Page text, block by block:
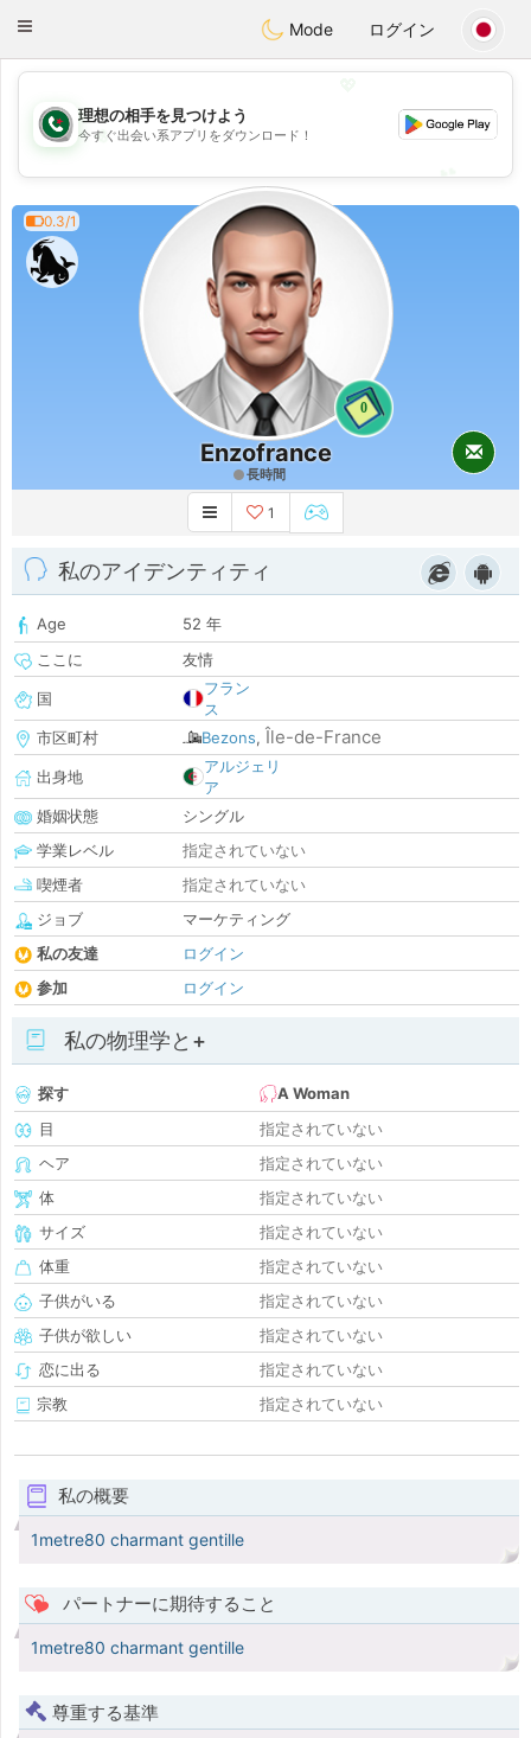
Weshrak
Toggle
Mode ログイン
💖
💕
理想の相手を見つけよう
今すぐ出会い系アプリをダウンロード！
0.3/1
0
Enzofrance
長時間
1
私のアイデンティティ
Age
52 年
ここに
友情
国
フラン
ス
市区町村
Bezons, Île-de-France
出身地
アルジェリ
ア
婚姻状態
シングル
学業レベル
指定されていない
喫煙者
指定されていない
ジョブ
マーケティング
私の友達
ログイン
参加
ログイン
私の物理学と+
探す
A Woman
目
指定されていない
ヘア
指定されていない
体
指定されていない
サイズ
指定されていない
体重
指定されていない
子供がいる
指定されていない
子供が欲しい
指定されていない
恋に出る
指定されていない
宗教
指定されていない
私の概要
1metre80 charmant gentille
パートナーに期待すること
1metre80 charmant gentille
尊重する基準